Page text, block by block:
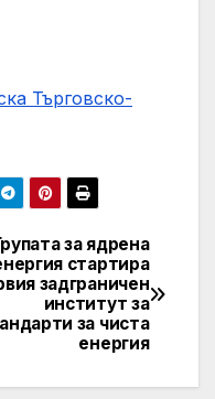
Търговско-
за ядрена
стартира
задграничен
институт за
за чиста
енергия